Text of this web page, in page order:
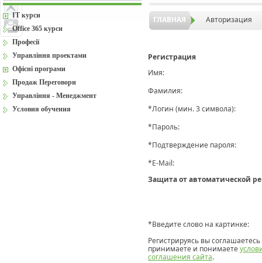
ГЛАВНАЯ Авторизация
Регистрация
Имя:
Фамилия:
*Логин (мин. 3 символа):
*Пароль:
*Подтверждение пароля:
*E-Mail:
Защита от автоматической
*Введите слово на картинке:
Регистрируясь вы
принимаете и понимаете
соглашения сайта.
IT курси
Office 365 курси
Професії
Управління проектами
Офісні програми
Продаж Переговори
Управління - Менеджмент
Условия обучения